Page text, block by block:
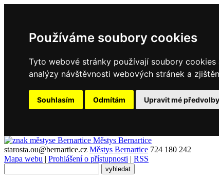
Používáme soubory cookies
Tyto webové stránky používají soubory
analýzy návštěvnosti webových stránek a
Souhlasím Odmítám Upravit mé předvolby
Městys Bernartice
starosta.ou@bernartice.cz Městys Bernartice 724 180 242
Mapa webu | Prohlášení o přístupnosti | RSS